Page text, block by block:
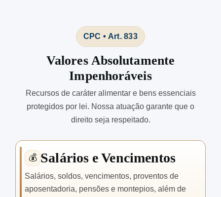
CPC • Art. 833
Valores Absolutamente
Impenhoráveis
Recursos de caráter alimentar e bens essenciais
protegidos por lei. Nossa atuação garante que o
direito seja respeitado.
💰 Salários e Vencimentos
Salários, soldos, vencimentos, proventos de
aposentadoria, pensões e montepios, além de